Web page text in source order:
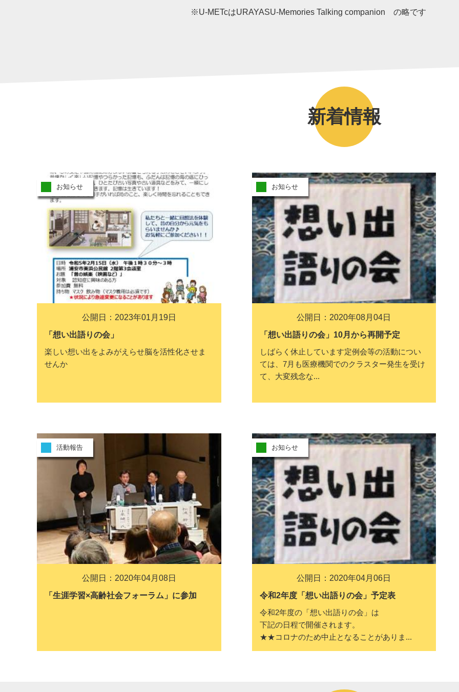
※U-METcはURAYASU-Memories Talking companion の略です
新着情報
お知らせ
公開日：2023年01月19日
「想い出語りの会」
楽しい想い出をよみがえらせ脳を活性化させま
せんか
お知らせ
公開日：2020年08月04日
「想い出語りの会」10月から再開予定
しばらく休止しています定例会等の活動につい
ては、7月も医療機関でのクラスター発生を受け
て、大変残念な...
活動報告
公開日：2020年04月08日
「生涯学習×高齢社会フォーラム」に参加
お知らせ
公開日：2020年04月06日
令和2年度「想い出語りの会」予定表
令和2年度の「想い出語りの会」は
下記の日程で開催されます。
★★コロナのため中止となることがありま...